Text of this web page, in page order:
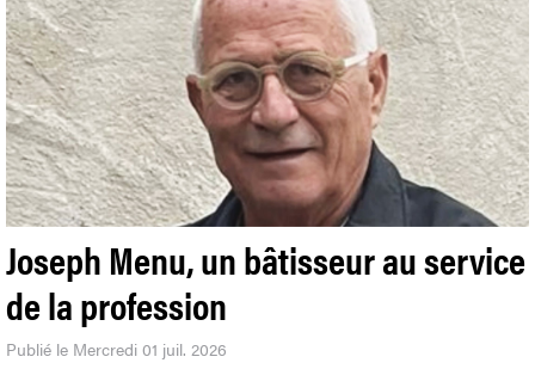
Joseph Menu, un bâtisseur au service
de la profession
Publié le Mercredi 01 juil. 2026